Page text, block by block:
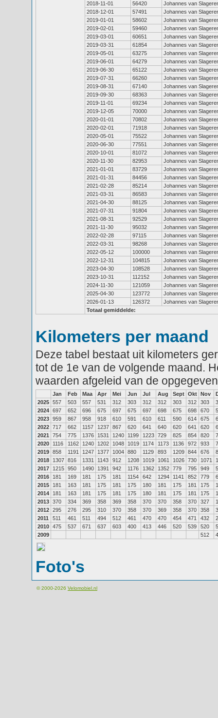
2018-11-01
56420
Johannes van
2018-12-01
57491
Johannes van
2019-01-01
58602
Johannes van
2019-02-01
59460
Johannes van
2019-03-01
60651
Johannes van
2019-03-31
61854
Johannes van
2019-05-01
63275
Johannes van
2019-06-01
64279
Johannes van
2019-06-30
65122
Johannes van
2019-07-31
66260
Johannes van
2019-08-31
67140
Johannes van
2019-09-30
68363
Johannes van
2019-11-01
69234
Johannes van
2019-12-05
70000
Johannes van
2020-01-01
70802
Johannes van
2020-02-01
71918
Johannes van
2020-05-01
75522
Johannes van
2020-06-30
77551
Johannes van
2020-10-01
81072
Johannes van
2020-11-30
82953
Johannes van
2021-01-01
83729
Johannes van
2021-01-31
84456
Johannes van
2021-02-28
85214
Johannes van
2021-03-31
86583
Johannes van
2021-04-30
88125
Johannes van
2021-07-31
91804
Johannes van
2021-08-31
92529
Johannes van
2021-11-30
95032
Johannes van
2022-02-28
97115
Johannes van
2022-03-31
98268
Johannes van
2022-05-12
100000
Johannes van
2022-12-31
104815
Johannes van
2023-04-30
108528
Johannes van
2023-10-31
112152
Johannes van
2024-11-30
121059
Johannes van
2025-04-30
123772
Johannes van
2026-01-13
126372
Johannes van
Totaal gemiddelde:
Kilometers per maand
Deze tabel bestaat uit kilometers
tot de 1e van de volgende maand.
waarden afgeleid van de
Jan Feb Maa Apr Mei Jun Jul Aug Sept Okt Nov
2025 557 503 557 531 312 303 312 312 303 312 303
2024 697 652 696 675 697 675 697 698 675 698 670
2023 959 867 958 918 610 591 610 611 590 614 675
2022 717 662 1157 1237 867 620 641 640 620 641 620
2021
754 775 1376 1531 1240 1199 1223 729 825 854 820
2020
1116 1162 1240 1202 1048 1019 1174 1173 1136 972 933
2019 858 1191 1247 1377 1004 880 1129 893 1209 844 676
2018
1307 816 1331 1143 912 1208 1019 1061 1026 730 1071
2017
1215 950 1490 1391 942 1176 1362 1352 779 795 949
2016
181 169 181 175 181 1154 642 1294 1141 852 779
2015
181 163 181 175 181 175 180 181 175 181 175
2014
181 163 181 175 181 175 180 181 175 181 175
2013 370 334 369 358 369 358 370 370 358 370 327
2012 295 276 295 310 370 358 370 369 358 370 358
2011
511 461 511 494 512 461 470 470 454 471 432
2010 475 537 671 637 603 400 413 446 520 539 520
2009
512
Foto's
© 2000-2026 Velomobiel.nl